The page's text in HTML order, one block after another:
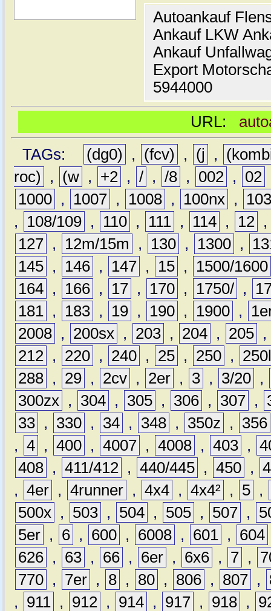
Autoankauf
Ankauf LKW
Ankauf
Export
5944000
URL:
TAGs:
(dg0) , (fcv) , (j ,
roc)
, (w , +2 , / , /8 , 002 , 02
1000 , 1007 , 1008 , 100nx ,
,
108/109 , 110 , 111 , 114 , 12
127 , 12m/15m , 130 , 1300 ,
145 , 146 , 147 , 15 ,
1500/1600
164 , 166 , 17 , 170 , 1750/ ,
181 , 183 , 19 , 190 , 1900 ,
2008 , 200sx , 203 , 204 , 205 ,
212 , 220 , 240 , 25 , 250 ,
288 , 29 , 2cv , 2er , 3 , 3/20 ,
300zx , 304 , 305 , 306 , 307 ,
33 , 330 , 34 , 348 , 350z ,
356
, 4 , 400 , 4007 , 4008 , 403 ,
408 , 411/412 , 440/445 , 450 ,
, 4er , 4runner , 4x4 , 4x4² , 5 ,
500x , 503 , 504 , 505 , 507 ,
5er , 6 , 600 , 6008 , 601 , 604
626 , 63 , 66 , 6er , 6x6 , 7 ,
770 , 7er , 8 , 80 , 806 , 807 ,
,
911 , 912 , 914 , 917 , 918 ,